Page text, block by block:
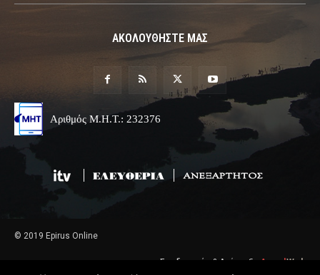
ΑΚΟΛΟΥΘΗΣΤΕ ΜΑΣ
Αριθμός Μ.Η.Τ.: 232376
© 2019 Epirus Online
Σχεδιασμός & Ανάπτυξη AngelWeb